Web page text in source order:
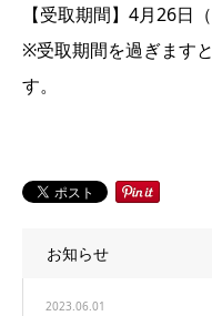
【受取期間】4月26日
※受取期間を過ぎます
す。
お知らせ
2023.06.01